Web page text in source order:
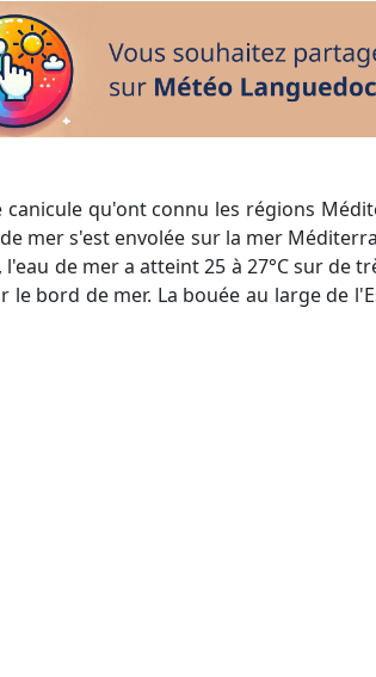
mer s'est envolée sur la mer
de mer a atteint 25 à 27°C sur de
le bord de mer. La bouée au large de